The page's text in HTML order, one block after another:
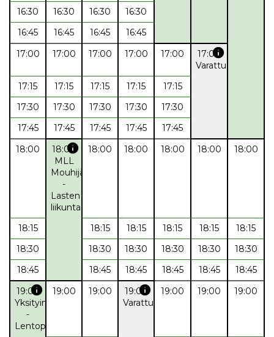
16:30
16:30 16:30
16:30
16:45
16:45 16:45
16:45
17:00
17:00 17:00 17:00 17:00 17:00info
Varattu
17:15
17:15 17:15 17:15
17:15
17:30
17:30 17:30 17:30
17:30
17:45
17:45 17:45 17:45
17:45
18:00
18:00info
MLL
Mouhijärvi
-
Lasten
liikunta
18:00 18:00 18:00 18:00 18:00
18:15 18:15 18:15 18:15 18:15
18:15
18:30
18:30 18:30 18:30 18:30
18:30
18:45
18:45 18:45 18:45 18:45
18:45
19:00info
Yksityinen
-
Lentopallo
19:00 19:00 19:00info
Varattu
19:00 19:00 19:00